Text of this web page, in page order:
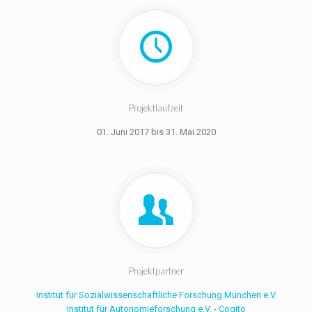
Projektlaufzeit
01. Juni 2017 bis 31. Mai 2020
Projektpartner
Institut für Sozialwissenschaftliche Forschung München e.V
Institut für Autonomieforschung e.V. - Cogito